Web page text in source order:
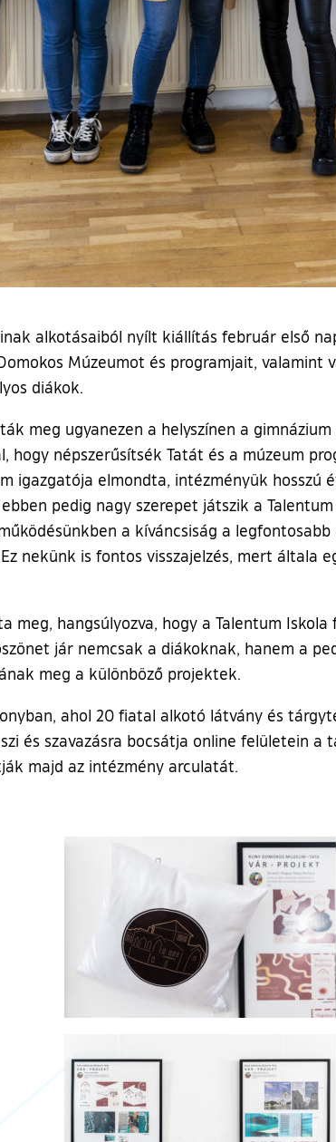
alkotásaiból nyílt kiállítás február első
Múzeumot és programjait,
diákok.
meg ugyanezen a helyszínen a
népszerűsítsék Tatát és a múzeum
igazgatója elmondta, intézményük hosszú
pedig nagy szerepet játszik a
a kíváncsiság a
nekünk is fontos visszajelzés, mert általa
hangsúlyozva, hogy a Talentum
jár nemcsak a diákoknak, hanem a
meg a különböző projektek.
ahol 20 fiatal alkotó látvány és
és szavazásra bocsátja online felületein a
majd az intézmény arculatát.